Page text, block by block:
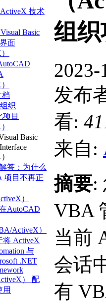
技术
Basic
面
档
织
目
Basic
答：为什么
项目不再正
）
AutoCAD
ActiveX）
将 ActiveX
与
.NET
） 配
用
组
2023-
发布
看:
来自:
摘要:
VBA
当前
会话
有